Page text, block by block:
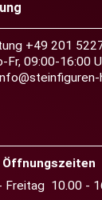
+49 201
Fr, 09:00-16:00
Öffnungszeiten
Freitag 10.00 -